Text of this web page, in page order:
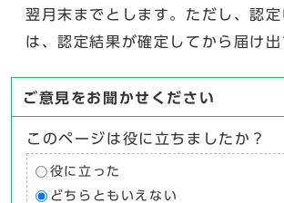
翌月末までとします。ただし、認
は、認定結果が確定してから届け出
ご意見をお聞かせください
このページは役に立ちましたか？
役に立った
どちらともいえない